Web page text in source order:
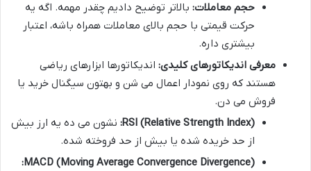
حجم معاملات: بالاتر توضیح دادیم چقدر مهمه. اگه یه
حرکت قیمتی با حجم بالای معاملات همراه باشه، اعتبار
بیشتری داره.
معرفی اندیکاتورهای کلیدی: اندیکاتورها ابزارهای ریاضی
هستند که روی نمودار اعمال می شن و بهتون سیگنال خرید یا
فروش می دن.
RSI (Relative Strength Index): نشون می ده یه ارز بیش
از حد خریده شده یا بیش از حد فروخته شده.
MACD (Moving Average Convergence Divergence):